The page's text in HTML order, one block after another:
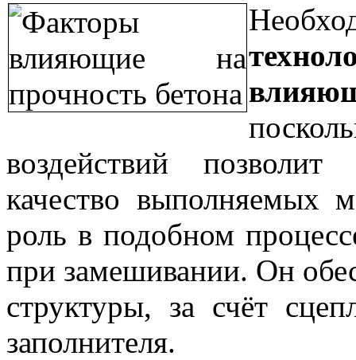
воздействий позволит
качество выполняемых
роль в подобном
при замешивании. Он
структуры, за счёт
заполнителя.